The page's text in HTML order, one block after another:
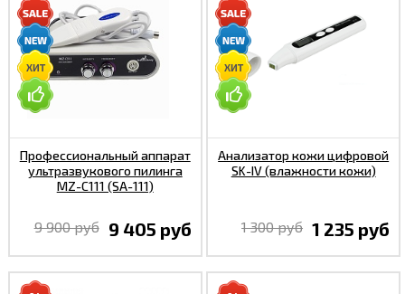
Профессиональный аппарат
ультразвукового пилинга
MZ-C111 (SA-111)
9 405 руб
9 900 руб
Анализатор кожи цифровой
SK-IV (влажности кожи)
1 235 руб
1 300 руб